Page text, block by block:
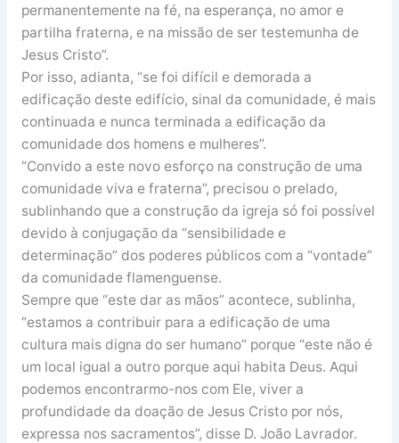
permanentemente na fé, na esperança, no amor e
partilha fraterna, e na missão de ser testemunha de
Jesus Cristo”.
Por isso, adianta, “se foi difícil e demorada a
edificação deste edifício, sinal da comunidade, é mais
continuada e nunca terminada a edificação da
comunidade dos homens e mulheres”.
“Convido a este novo esforço na construção de uma
comunidade viva e fraterna”, precisou o prelado,
sublinhando que a construção da igreja só foi possível
devido à conjugação da “sensibilidade e
determinação” dos poderes públicos com a “vontade”
da comunidade flamenguense.
Sempre que “este dar as mãos” acontece, sublinha,
“estamos a contribuir para a edificação de uma
cultura mais digna do ser humano” porque “este não é
um local igual a outro porque aqui habita Deus. Aqui
podemos encontrarmo-nos com Ele, viver a
profundidade da doação de Jesus Cristo por nós,
expressa nos sacramentos”, disse D. João Lavrador.